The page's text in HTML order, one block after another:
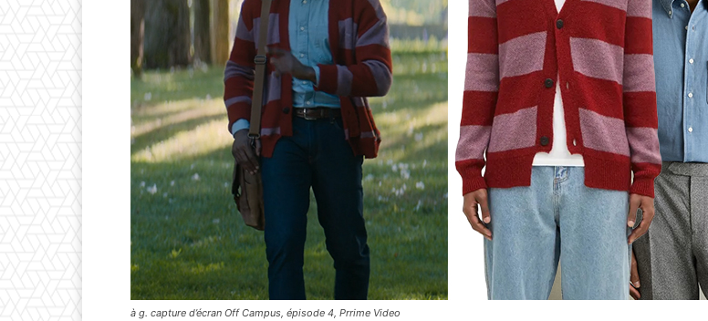
à g. capture d’écran Off Campus, épisode 4, Prrime Video